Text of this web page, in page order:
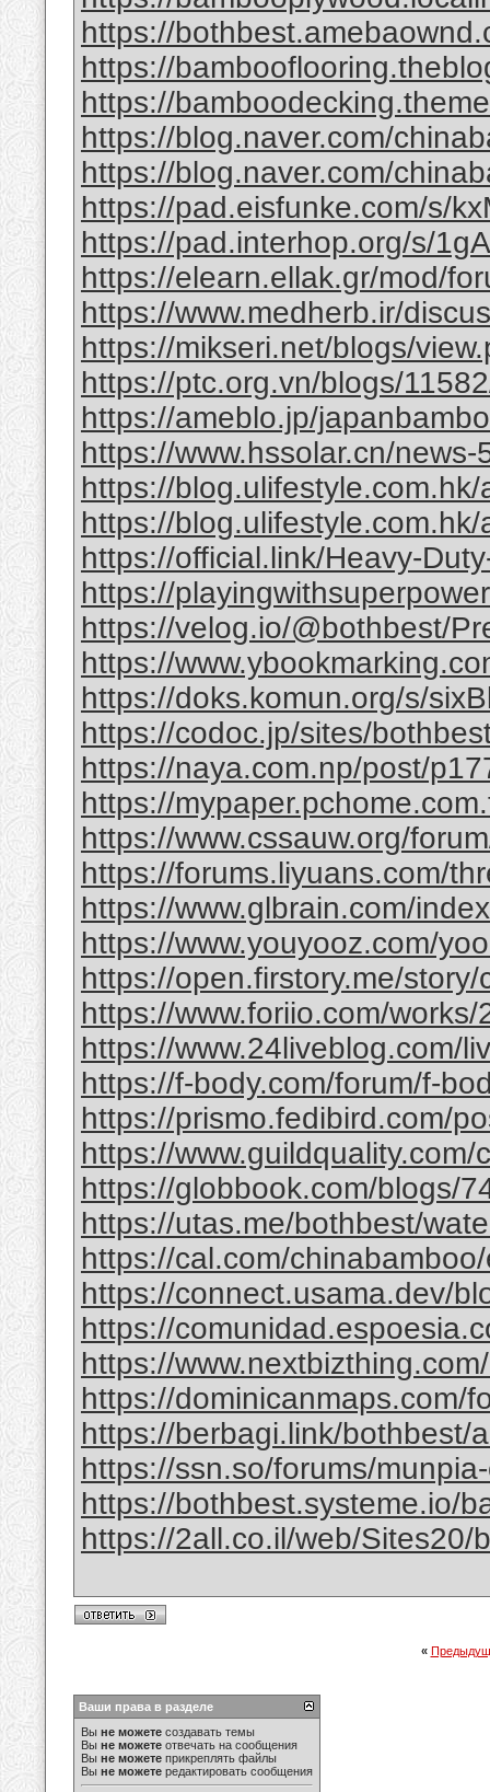
https://
https://
https://
https://blog.naver.com/
https://blog.naver.com/
https://pad.eisfunke.com/s/
https://pad.interhop.org/s/
https://elearn.ellak.gr/mod/
https://www.medherb.ir/
https://mikseri.net/blogs/
https://ptc.org.vn/blogs/
https://ameblo.jp/
https://www.hssolar.cn/news-
https://
https://
https://official.link/Heavy-
https://
https://velog.io/@bothbest/
https://
https://doks.komun.org/s/
https://codoc.jp/sites/
https://naya.com.np/post/
https://
https://www.cssauw.org/
https://forums.liyuans.com/
https://www.glbrain.com/
https://www.youyooz.com/
https://open.firstory.me/
https://www.foriio.com/
https://www.24liveblog.com/
https://f-body.com/forum/f-
https://prismo.fedibird.com/
https://
https://globbook.com/blogs/
https://utas.me/bothbest/
https://cal.com/
https://connect.usama.dev/
https://
https://
https://dominicanmaps.com/
https://berbagi.link/bothbest/
https://ssn.so/forums/
https://bothbest.systeme.io/
https://2all.co.il/web/Sites20/
«
Ваши права в разделе
Вы не можете создавать темы
Вы не можете отвечать на сообщения
Вы не можете прикреплять файлы
Вы не можете редактировать сообщения